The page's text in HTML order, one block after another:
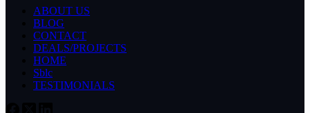
ABOUT US
BLOG
CONTACT
DEALS/PROJECTS
HOME
Sblc
TESTIMONIALS